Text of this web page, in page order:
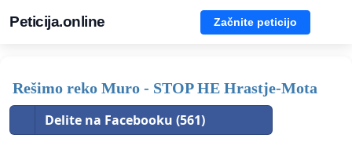
Peticija.online Začnite peticijo
Rešimo reko Muro - STOP HE Hrastje-Mota
Delite na Facebooku (561)